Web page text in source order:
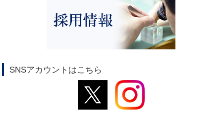
SNSアカウントはこちら